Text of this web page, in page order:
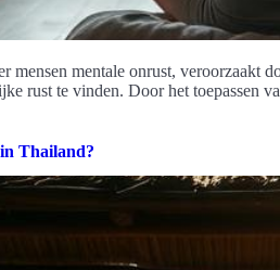
mensen mentale onrust,
rust te vinden. Door het toepassen
Thailand?